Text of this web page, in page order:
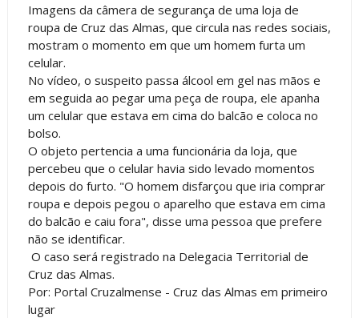
Imagens da câmera de segurança de uma loja de
roupa de Cruz das Almas, que circula nas redes sociais,
mostram o momento em que um homem furta um
celular.
No vídeo, o suspeito passa álcool em gel nas mãos e
em seguida ao pegar uma peça de roupa, ele apanha
um celular que estava em cima do balcão e coloca no
bolso.
O objeto pertencia a uma funcionária da loja, que
percebeu que o celular havia sido levado momentos
depois do furto. "O homem disfarçou que iria comprar
roupa e depois pegou o aparelho que estava em cima
do balcão e caiu fora", disse uma pessoa que prefere
não se identificar.
O caso será registrado na Delegacia Territorial de
Cruz das Almas.
Por: Portal Cruzalmense - Cruz das Almas em primeiro
lugar